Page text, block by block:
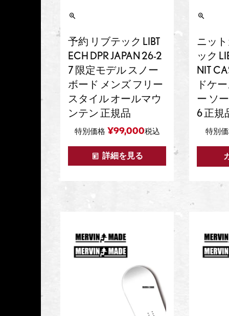
予約 リブテック LIBT
ECH DPR JAPAN 26-2
7 限定モデル スノー
ボード メンズ フリー
スタイル オールマウ
ンテン 正規品
特別価格 ¥99,000税込
詳細を見る
ニッ
ック
NIT
ドケ
ー ソ
6 正規
特別